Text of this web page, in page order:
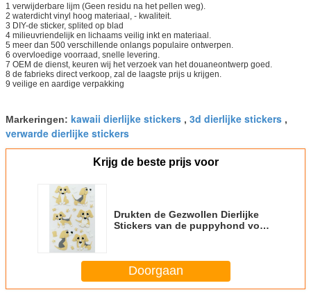
1 verwijderbare lijm (Geen residu na het pellen weg).
2 waterdicht vinyl hoog materiaal, - kwaliteit.
3 DIY-de sticker, splited op blad
4 milieuvriendelijk en lichaams veilig inkt en materiaal.
5 meer dan 500 verschillende onlangs populaire ontwerpen.
6 overvloedige voorraad, snelle levering.
7 OEM de dienst, keuren wij het verzoek van het douaneontwerp goed.
8 de fabrieks direct verkoop, zal de laagste prijs u krijgen.
9 veilige en aardige verpakking
Markeringen: kawaii dierlijke stickers , 3d dierlijke stickers ,
verwarde dierlijke stickers
Krijg de beste prijs voor
Drukten de Gezwollen Dierlijke
Stickers van de puppyhond voor
Doorgaan